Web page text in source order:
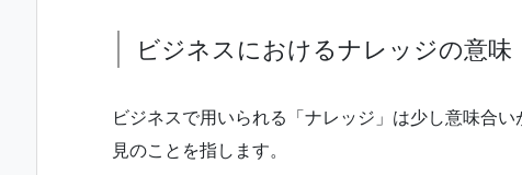
ビジネスにおけるナレッジの意味
ビジネスで用いられる「ナレッジ」は少し意味合
見のことを指します。